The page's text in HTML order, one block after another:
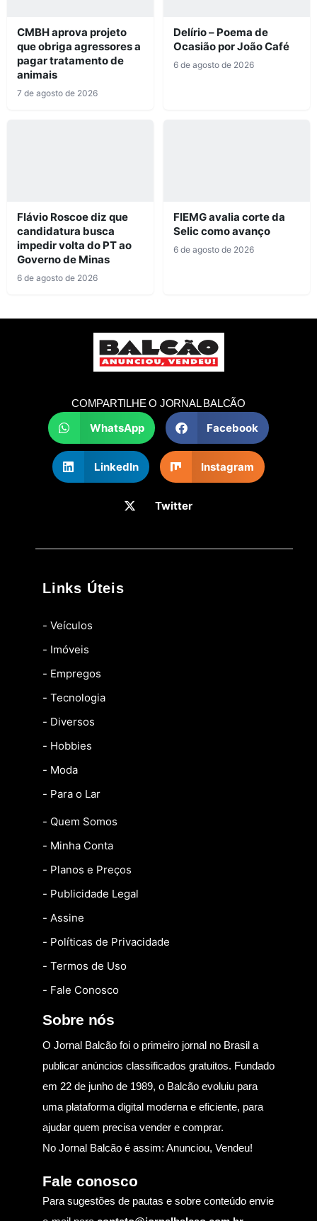
CMBH aprova projeto
que obriga agressores a
pagar tratamento de
animais
7 de agosto de 2026
Delírio – Poema de
Ocasião por João Café
6 de agosto de 2026
Flávio Roscoe diz que
candidatura busca
impedir volta do PT ao
Governo de Minas
6 de agosto de 2026
FIEMG avalia corte da
Selic como avanço
6 de agosto de 2026
COMPARTILHE O JORNAL BALCÃO
WhatsApp Facebook
LinkedIn Instagram
Twitter
Links Úteis
- Veículos
- Imóveis
- Empregos
- Tecnologia
- Diversos
- Hobbies
- Moda
- Para o Lar
- Quem Somos
- Minha Conta
- Planos e Preços
- Publicidade Legal
- Assine
- Políticas de Privacidade
- Termos de Uso
- Fale Conosco
Sobre nós
O Jornal Balcão foi o primeiro jornal no Brasil a
publicar anúncios classificados gratuitos. Fundado
em 22 de junho de 1989, o Balcão evoluiu para
uma plataforma digital moderna e eficiente, para
ajudar quem precisa vender e comprar.
No Jornal Balcão é assim: Anunciou, Vendeu!
Fale conosco
Para sugestões de pautas e sobre conteúdo envie